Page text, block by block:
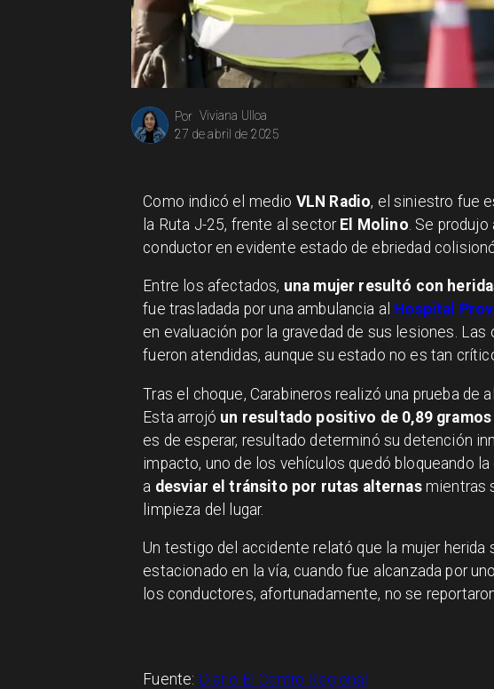
Viviana Ulloa
Por
27 de abril de 2025
Como indicó el medio VLN Radio, el siniestro fue
la Ruta J-25, frente al sectorEl Molino . Se
conductor en evidente estado de ebriedad
Entre los afectados, una mujer resultó con
fue trasladada por una ambulancia al Hospital
en evaluación por la gravedad de sus lesiones.
fueron atendidas, aunque su estado no es tan
Tras el choque, Carabineros realizó una prueba de
Esta arrojó un resultado positivo de 0,89
es de esperar, resultado determinó su detención
impacto, uno de los vehículos quedó bloqueando
a desviar el tránsito por rutas alternasmientras
limpieza del lugar.
Un testigo del accidente relató que la mujer herida
estacionado en la vía, cuando fue alcanzada por
los conductores, afortunadamente, no se
Fuente: Diario El Centro Regional